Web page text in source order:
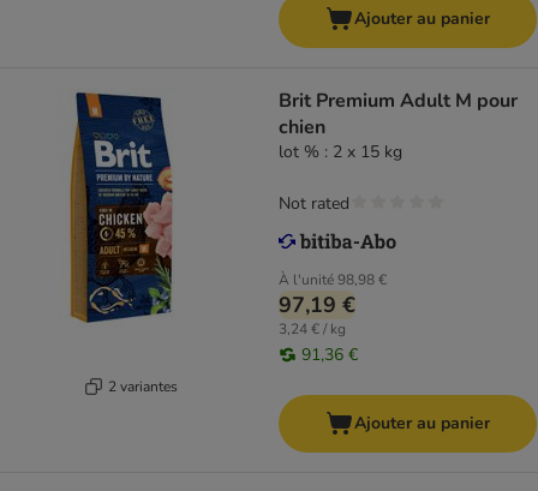
Ajouter au panier
2 variantes
Brit Premium Adult M pour
chien
lot % : 2 x 15 kg
À l'unité98,98 €
97,19 €
3,24 € / kg
91,36 €
Not rated
Ajouter au panier